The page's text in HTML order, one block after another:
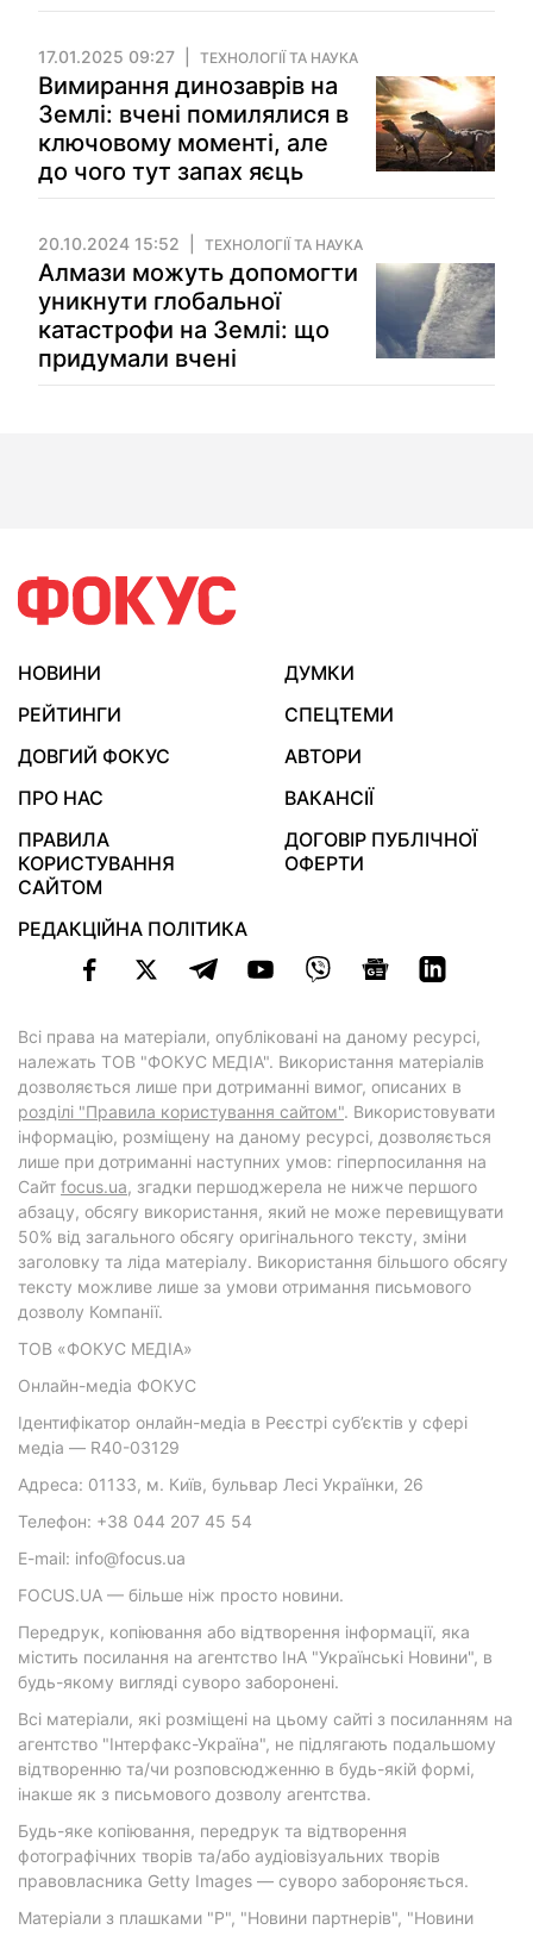
17.01.2025 09:27 ТЕХНОЛОГІЇ ТА НАУКА
Вимирання динозаврів на
Землі: вчені помилялися в
ключовому моменті, але
до чого тут запах яєць
20.10.2024 15:52 ТЕХНОЛОГІЇ ТА НАУКА
Алмази можуть допомогти
уникнути глобальної
катастрофи на Землі: що
придумали вчені
НОВИНИ
ДУМКИ
РЕЙТИНГИ
СПЕЦТЕМИ
ДОВГИЙ ФОКУС
АВТОРИ
ПРО НАС
ВАКАНСІЇ
ПРАВИЛА
КОРИСТУВАННЯ
САЙТОМ
ДОГОВІР ПУБЛІЧНОЇ
ОФЕРТИ
РЕДАКЦІЙНА ПОЛІТИКА
Всі права на матеріали, опубліковані на даному ресурсі,
належать ТОВ "ФОКУС МЕДІА". Використання матеріалів
дозволяється лише при дотриманні вимог, описаних в
розділі "Правила користування сайтом". Використовувати
інформацію, розміщену на даному ресурсі, дозволяється
лише при дотриманні наступних умов: гіперпосилання на
Cайт focus.ua, згадки першоджерела не нижче першого
абзацу, обсягу використання, який не може перевищувати
50% від загального обсягу оригінального тексту, зміни
заголовку та ліда матеріалу. Використання більшого обсягу
тексту можливе лише за умови отримання письмового
дозволу Компанії.
ТОВ «ФОКУС МЕДІА»
Онлайн-медіа ФОКУС
Ідентифікатор онлайн-медіа в Реєстрі суб’єктів у сфері
медіа — R40-03129
Адреса: 01133, м. Київ, бульвар Лесі Українки, 26
Телефон: +38 044 207 45 54
E-mail: info@focus.ua
FOCUS.UA — більше ніж просто новини.
Передрук, копіювання або відтворення інформації, яка
містить посилання на агентство ІнА "Українські Новини", в
будь-якому вигляді суворо заборонені.
Всі матеріали, які розміщені на цьому сайті з посиланням на
агентство "Інтерфакс-Україна", не підлягають подальшому
відтворенню та/чи розповсюдженню в будь-якій формі,
інакше як з письмового дозволу агентства.
Будь-яке копіювання, передрук та відтворення
фотографічних творів та/або аудіовізуальних творів
правовласника Getty Images — суворо забороняється.
Матеріали з плашками "Р", "Новини партнерів", "Новини